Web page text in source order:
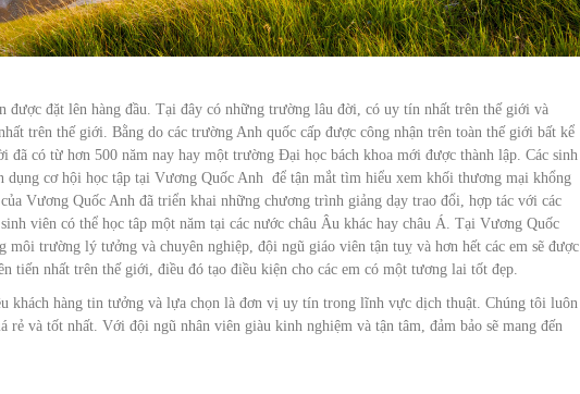
được đặt lên hàng đầu. Tại đây có những trường lâu đời, có uy tín nhất trên thế giới và
trên thế giới. Bằng do các trường Anh quốc cấp được công nhận trên toàn thế giới bất kể
đã có từ hơn 500 năm nay hay một trường Đại học bách khoa mới được thành lập. Các sinh
dụng cơ hội học tập tại Vương Quốc Anh để tận mắt tìm hiểu xem khối thương mại khổng
Vương Quốc Anh đã triển khai những chương trình giảng dạy trao đổi, hợp tác với các
viên có thể học tâp một năm tại các nước châu Âu khác hay châu Á. Tại Vương Quốc
môi trường lý tưởng và chuyên nghiệp, đội ngũ giáo viên tận tuỵ và hơn hết các em sẽ được
tiến nhất trên thế giới, điều đó tạo điều kiện cho các em có một tương lai tốt đẹp.
khách hàng tin tưởng và lựa chọn là đơn vị uy tín trong lĩnh vực dịch thuật. Chúng tôi luôn
rẻ và tốt nhất. Với đội ngũ nhân viên giàu kinh nghiệm và tận tâm, đảm bảo sẽ mang đến